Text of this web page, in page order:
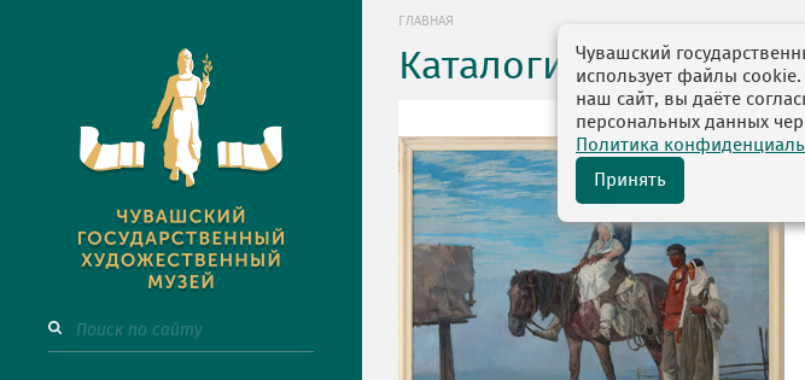
ГЛАВНАЯ
Каталоги выставок
Чувашский
использует файлы
наш сайт, вы даёте
персональных данных
Политика
Принять